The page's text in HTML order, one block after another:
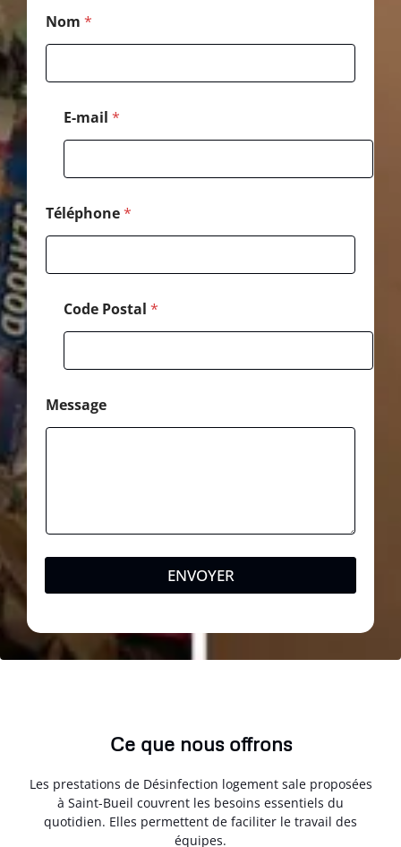
Nom *
E-mail *
Téléphone*
Code Postal *
Message
ENVOYER
Ce que nous offrons
Les prestations de Désinfection logement sale proposées
à Saint-Bueil couvrent les besoins essentiels du
quotidien. Elles permettent de faciliter le travail des
équipes.